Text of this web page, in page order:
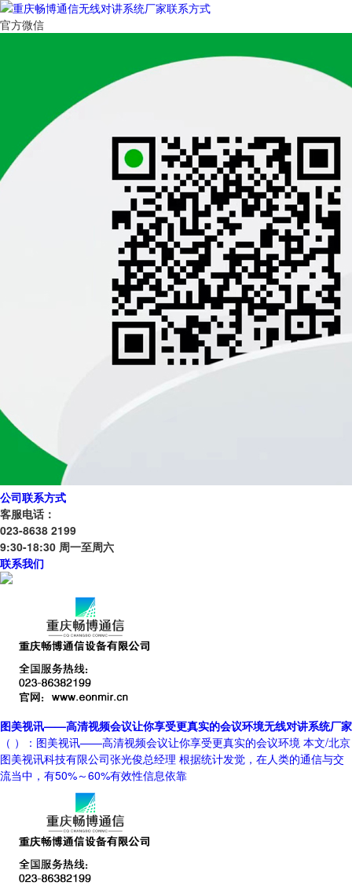
官方微信
公司联系方式
客服电话：
023-8638 2199
9:30-18:30 周一至周六
联系我们
图美视讯——高清视频会议让你享受更真实的会议环境无线对讲系统厂家
（ ）：图美视讯——高清视频会议让你享受更真实的会议环境 本文/北京
图美视讯科技有限公司张光俊总经理 根据统计发觉，在人类的通信与交
流当中，有50%～60%有效性信息依靠